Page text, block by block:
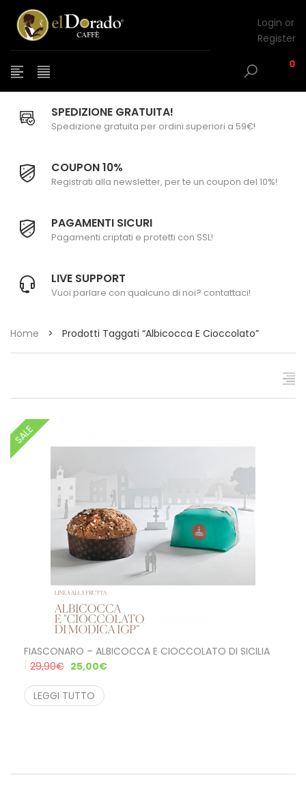
Login or
Register
0
SPEDIZIONE GRATUITA!
Spedizione gratuita per ordini superiori a 59€!
COUPON 10%
Registrati alla newsletter, per te un coupon del 10%!
PAGAMENTI SICURI
Pagamenti criptati e protetti con SSL!
LIVE SUPPORT
Vuoi parlare con qualcuno di noi? contattaci!
Home > Prodotti Taggati “albicocca E Cioccolato”
SALE
FIASCONARO – ALBICOCCA E CIOCCOLATO DI SICILIA
29,90€ 25,00€
LEGGI TUTTO